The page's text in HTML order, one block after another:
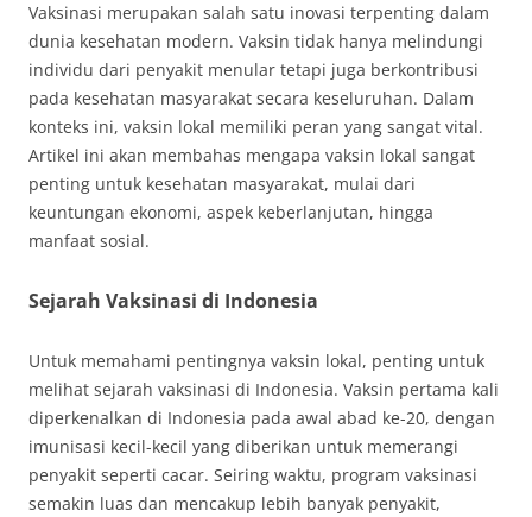
Vaksinasi merupakan salah satu inovasi terpenting dalam
dunia kesehatan modern. Vaksin tidak hanya melindungi
individu dari penyakit menular tetapi juga berkontribusi
pada kesehatan masyarakat secara keseluruhan. Dalam
konteks ini, vaksin lokal memiliki peran yang sangat vital.
Artikel ini akan membahas mengapa vaksin lokal sangat
penting untuk kesehatan masyarakat, mulai dari
keuntungan ekonomi, aspek keberlanjutan, hingga
manfaat sosial.
Sejarah Vaksinasi di Indonesia
Untuk memahami pentingnya vaksin lokal, penting untuk
melihat sejarah vaksinasi di Indonesia. Vaksin pertama kali
diperkenalkan di Indonesia pada awal abad ke-20, dengan
imunisasi kecil-kecil yang diberikan untuk memerangi
penyakit seperti cacar. Seiring waktu, program vaksinasi
semakin luas dan mencakup lebih banyak penyakit,